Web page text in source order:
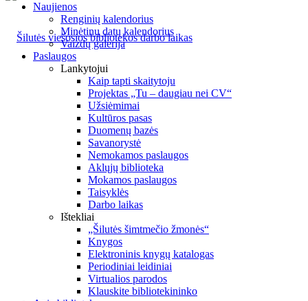
Naujienos
Renginių kalendorius
Minėtinų datų kalendorius
Vaizdų galerija
Paslaugos
Lankytojui
Kaip tapti skaitytoju
Projektas „Tu – daugiau nei CV“
Užsiėmimai
Kultūros pasas
Duomenų bazės
Savanorystė
Nemokamos paslaugos
Aklųjų biblioteka
Mokamos paslaugos
Taisyklės
Darbo laikas
Ištekliai
„Šilutės šimtmečio žmonės“
Knygos
Elektroninis knygų katalogas
Periodiniai leidiniai
Virtualios parodos
Klauskite bibliotekininko